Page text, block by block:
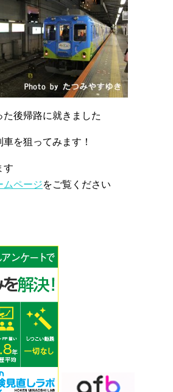
後帰路に就きました
を狙ってみます！
す
ムページをご覧ください